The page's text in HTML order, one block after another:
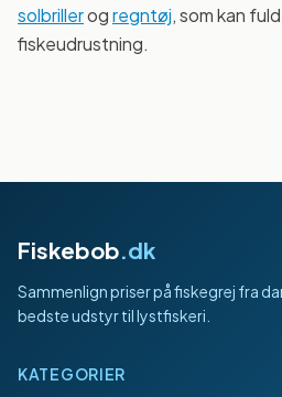
solbrillerogregntøj, som kan
fiskeudrustning.
Fiskebob.dk
Sammenlign priser på fiskegrej fra
bedste udstyr til lystfiskeri.
KATEGORIER